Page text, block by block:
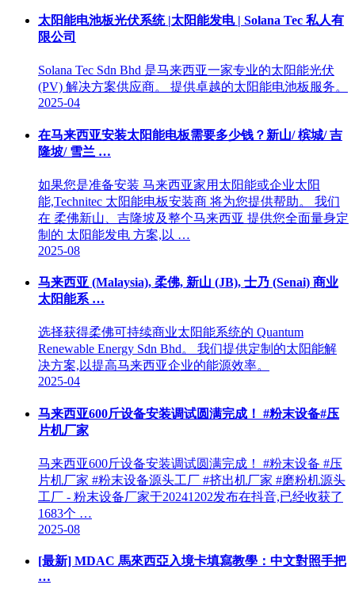
太阳能电池板光伏系统 |太阳能发电 | Solana Tec 私人有
限公司
Solana Tec Sdn Bhd 是马来西亚一家专业的太阳能光伏
(PV) 解决方案供应商。 提供卓越的太阳能电池板服务。
2025-04
在马来西亚安装太阳能电板需要多少钱？新山/ 槟城/ 吉
隆坡/ 雪兰 …
如果您是准备安装 马来西亚家用太阳能或企业太阳
能,Technitec 太阳能电板安装商 将为您提供帮助。 我们
在 柔佛新山、吉隆坡及整个马来西亚 提供您全面量身定
制的 太阳能发电 方案,以 …
2025-08
马来西亚 (Malaysia), 柔佛, 新山 (JB), 士乃 (Senai) 商业
太阳能系 …
选择获得柔佛可持续商业太阳能系统的 Quantum
Renewable Energy Sdn Bhd。 我们提供定制的太阳能解
决方案,以提高马来西亚企业的能源效率。
2025-04
马来西亚600斤设备安装调试圆满完成！ #粉末设备#压
片机厂家
马来西亚600斤设备安装调试圆满完成！ #粉末设备 #压
片机厂家 #粉末设备源头工厂 #挤出机厂家 #磨粉机源头
工厂 - 粉末设备厂家于20241202发布在抖音,已经收获了
1683个 …
2025-08
[最新] MDAC 馬來西亞入境卡填寫教學：中文對照手把
…